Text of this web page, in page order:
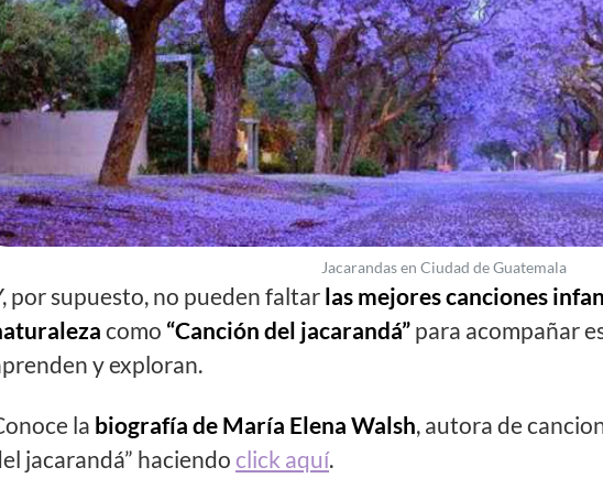
Jacarandas en Ciudad de Guatemala
por supuesto, no pueden faltar las mejores canciones
como “Canción del jacarandá” para acompañar
y exploran.
la biografía de María Elena Walsh, autora de
jacarandá” haciendo click aquí.